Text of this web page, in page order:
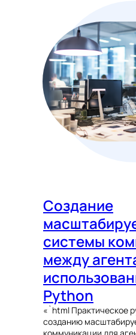
Создание
системы
между
Python
«`html Практическое
созданию